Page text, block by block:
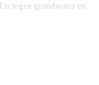
is tegen grondwater en